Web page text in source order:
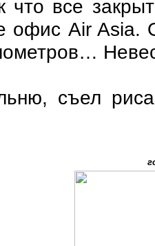
что все
офис Air Asia.
съел